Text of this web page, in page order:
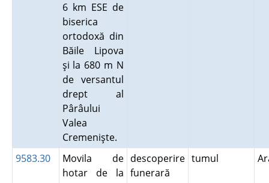
6 km ESE de
biserica
ortodoxă din
Băile Lipova
şi la 680 m N
de versantul
drept al
Pârâului
Valea
Cremenişte.
9583.30
Movila de
hotar de la
descoperire
funerară
tumul